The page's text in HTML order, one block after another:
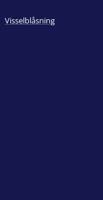
Visselblåsning